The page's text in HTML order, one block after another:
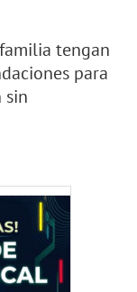
tengan
para
sin